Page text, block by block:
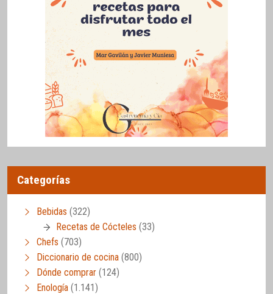
Categorías
Bebidas (322)
Recetas de Cócteles (33)
Chefs (703)
Diccionario de cocina (800)
Dónde comprar (124)
Enología (1.141)